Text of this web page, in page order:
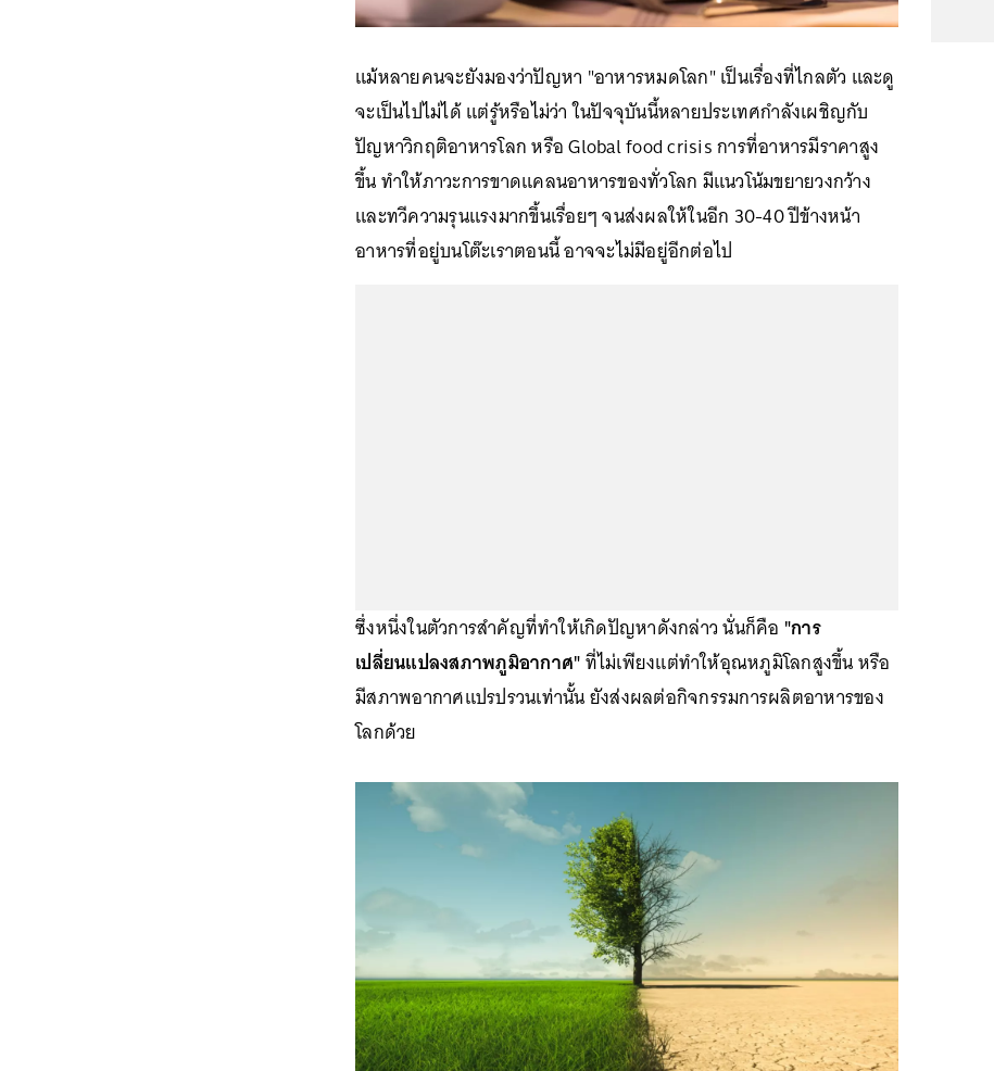
แม้หลายคนจะยังมองว่าปัญหา "อาหารหมดโลก" เป็นเรื่องที่ไกลตัว และดู
จะเป็นไปไม่ได้ แต่รู้หรือไม่ว่า ในปัจจุบันนี้หลายประเทศกำลังเผชิญกับ
ปัญหาวิกฤติอาหารโลก หรือ Global food crisis การที่อาหารมีราคาสูง
ขึ้น ทำให้ภาวะการขาดแคลนอาหารของทั่วโลก มีแนวโน้มขยายวงกว้าง
และทวีความรุนแรงมากขึ้นเรื่อยๆ จนส่งผลให้ในอีก 30-40 ปีข้างหน้า
อาหารที่อยู่บนโต๊ะเราตอนนี้ อาจจะไม่มีอยู่อีกต่อไป
ซึ่งหนึ่งในตัวการสำคัญที่ทำให้เกิดปัญหาดังกล่าว นั่นก็คือ "การ
เปลี่ยนแปลงสภาพภูมิอากาศ"ที่ไม่เพียงแต่ทำให้อุณหภูมิโลกสูงขึ้น หรือ
มีสภาพอากาศแปรปรวนเท่านั้น ยังส่งผลต่อกิจกรรมการผลิตอาหารของ
โลกด้วย